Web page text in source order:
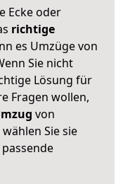
Ecke oder
richtige
es Umzüge von
Sie nicht
Lösung für
Fragen wollen,
von
Sie sie